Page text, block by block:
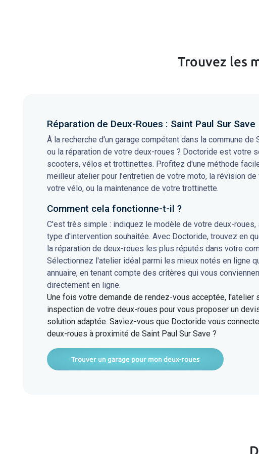
Trouvez les
Réparation de Deux-Roues : Saint Paul Sur Save
À la recherche d'un garage compétent dans la commune de
ou la réparation de votre deux-roues ? Doctoride est votre
scooters, vélos et trottinettes. Profitez d'une méthode
meilleur atelier pour l’entretien de votre moto, la révision
votre vélo, ou la maintenance de votre trottinette.
Comment cela fonctionne-t-il ?
C'est très simple : indiquez le modèle de votre deux-
type d'intervention souhaitée. Avec Doctoride, trouvez en
la réparation de deux-roues les plus réputés dans votre
Sélectionnez l'atelier idéal parmi les mieux notés en ligne
annuaire, en tenant compte des critères qui vous
directement en ligne.
Une fois votre demande de rendez-vous acceptée, l'atelier
inspection de votre deux-roues pour vous proposer un
solution adaptée. Saviez-vous que Doctoride vous
deux-roues à proximité de Saint Paul Sur Save ?
Trouver un garage pour mon deux-roues